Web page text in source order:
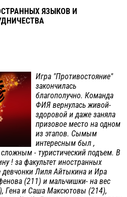
ЯЗЫКОВ И
Игра "Противостояние"
закончилась
благополучно. Команда
ФИЯ вернулась живой-
здоровой и даже заняла
призовое место на одном
из этапов. Сымым
интересным был ,
- туристический подъем. В
! за факультет иностранных
Лиля Айтыкина и Ира
(211) и мальчишки- на вес
Гена и Саша Максютовы (214),